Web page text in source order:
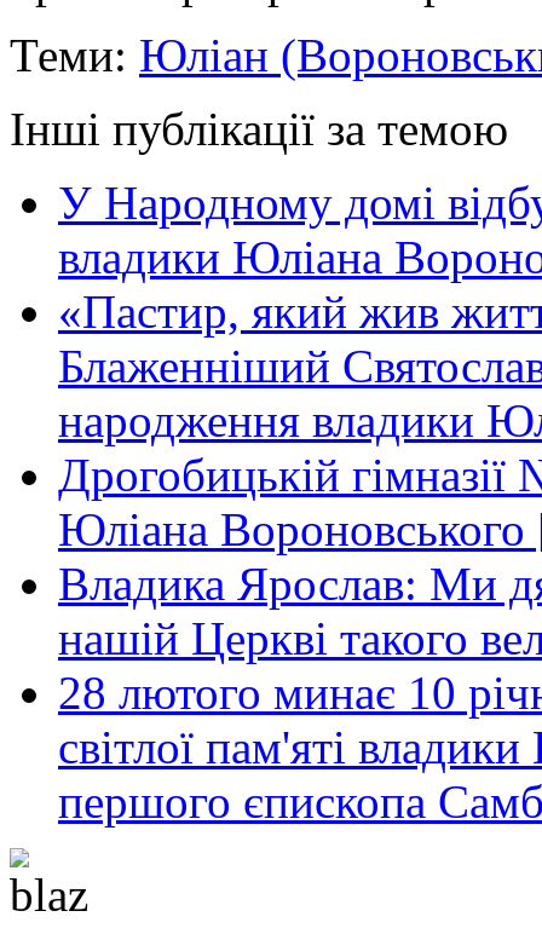
Теми: Юліан
Інші публікації за темою
У Народному домі
владики Юліана
«Пастир, який жив
Блаженніший
народження владики
Дрогобицькій
Юліана
Владика Ярослав: Ми
нашій Церкві такого
28 лютого минає 10
світлої пам'яті
першого єпископа